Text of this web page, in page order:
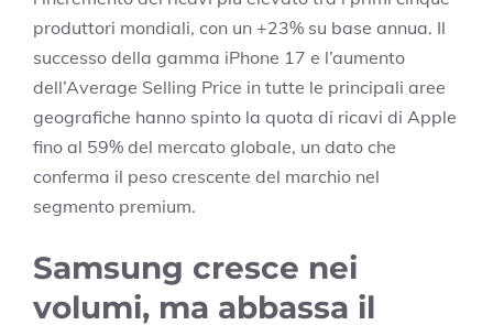
produttori mondiali, con un +23% su base annua. Il
successo della gamma iPhone 17 e l’aumento
dell’Average Selling Price in tutte le principali aree
geografiche hanno spinto la quota di ricavi di Apple
fino al 59% del mercato globale, un dato che
conferma il peso crescente del marchio nel
segmento premium.
Samsung cresce nei
volumi, ma abbassa il